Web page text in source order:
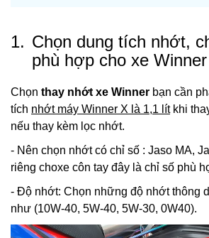
1. Chọn dung tích nhớt,
phù hợp cho xe
Chọn thay nhớt xe Winner bạn cần
tích nhớt máy Winner X là 1,1 lítkhi
nếu thay kèm lọc nhớt.
- Nên chọn nhớt có chỉ số : Jaso MA,
riêng choxe côn tay đây là chỉ số phù
- Độ nhớt: Chọn những độ nhớt thông
như (10W-40, 5W-40, 5W-30, 0W40).